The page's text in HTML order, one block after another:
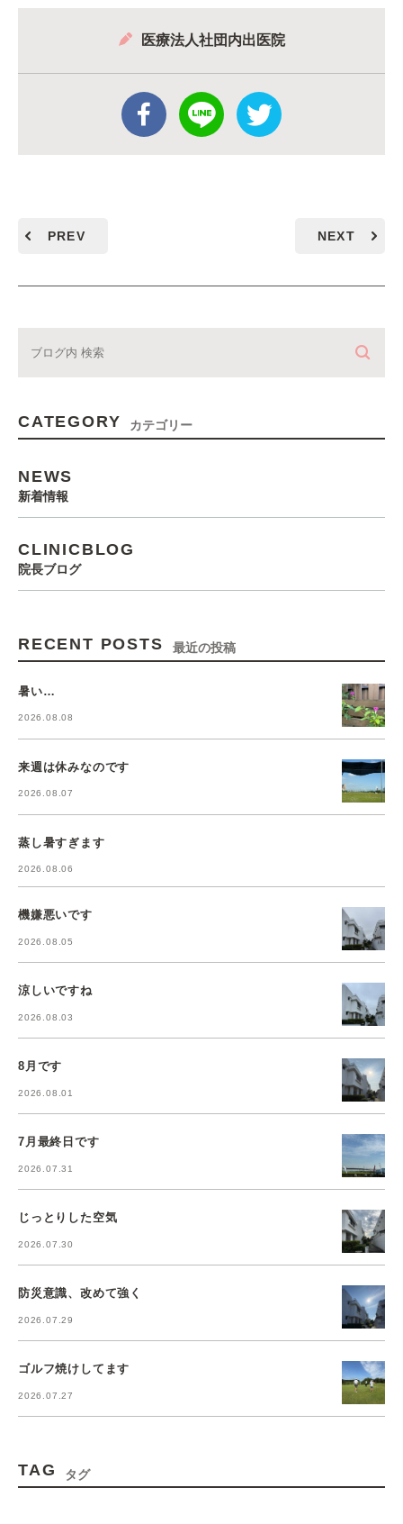
医療法人社団内出医院
PREV NEXT
CATEGORY カテゴリー
NEWS
新着情報
CLINICBLOG
院長ブログ
RECENT POSTS 最近の投稿
暑い…
2026.08.08
来週は休みなのです
2026.08.07
蒸し暑すぎます
2026.08.06
機嫌悪いです
2026.08.05
涼しいですね
2026.08.03
8月です
2026.08.01
7月最終日です
2026.07.31
じっとりした空気
2026.07.30
防災意識、改めて強く
2026.07.29
ゴルフ焼けしてます
2026.07.27
TAG タグ